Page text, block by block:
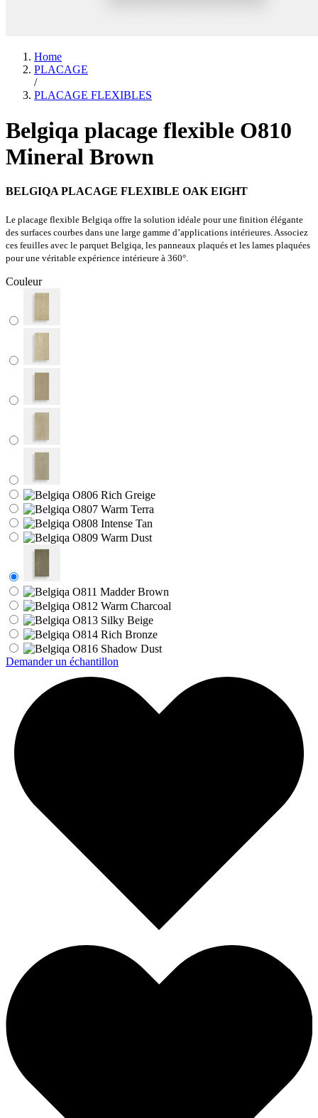
Home
PLACAGE
/
PLACAGE FLEXIBLES
Belgiqa placage flexible O810
Mineral Brown
BELGIQA PLACAGE FLEXIBLE OAK EIGHT
Le placage flexible Belgiqa offre la solution idéale pour une finition élégante
des surfaces courbes dans une large gamme d’applications intérieures. Associez
ces feuilles avec le parquet Belgiqa, les panneaux plaqués et les lames plaquées
pour une véritable expérience intérieure à 360°.
Couleur
Demander un échantillon